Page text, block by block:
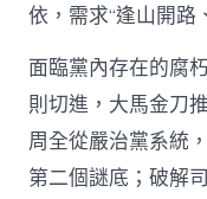
依，需求“逢山開路
面臨黨內存在的腐
則切進，大馬金刀
周全從嚴治黨系統
第二個謎底；破解